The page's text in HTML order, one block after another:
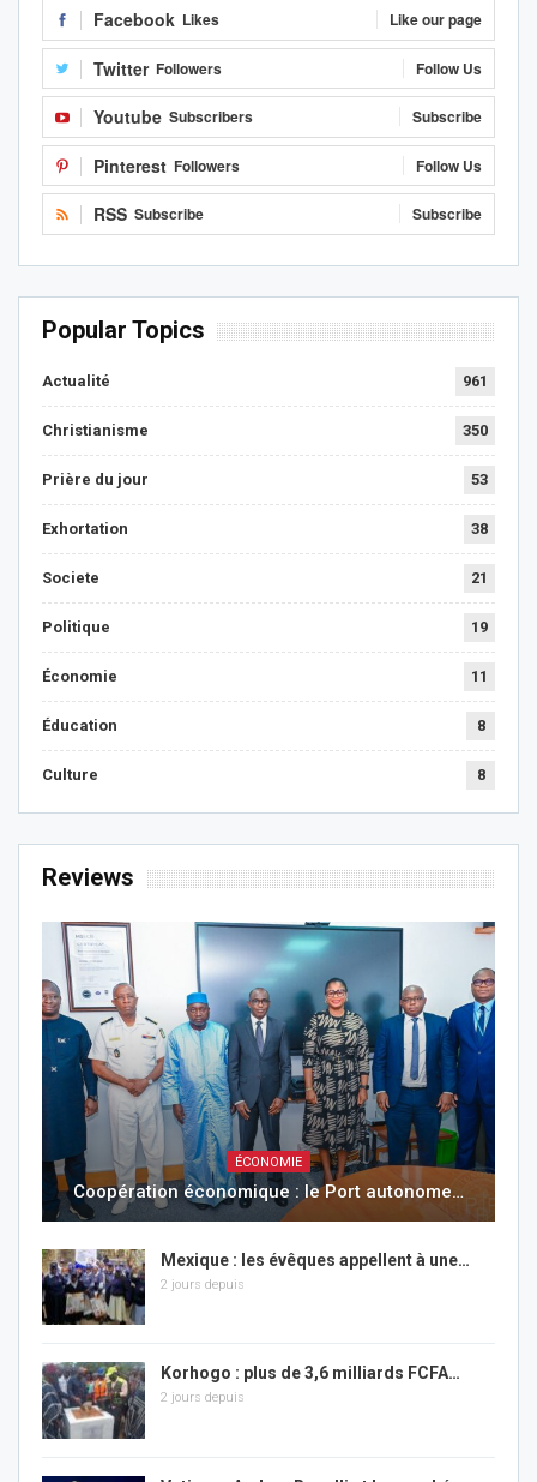
Facebook Likes Like our page
Twitter Followers Follow Us
Youtube Subscribers Subscribe
Pinterest Followers Follow Us
RSS Subscribe Subscribe
Popular Topics
Actualité 961
Christianisme 350
Prière du jour 53
Exhortation 38
Societe 21
Politique 19
Économie 11
Éducation 8
Culture 8
Reviews
ÉCONOMIE
Coopération économique : le Port autonome…
Mexique : les évêques appellent à une…
2 jours depuis
Korhogo : plus de 3,6 milliards FCFA…
2 jours depuis